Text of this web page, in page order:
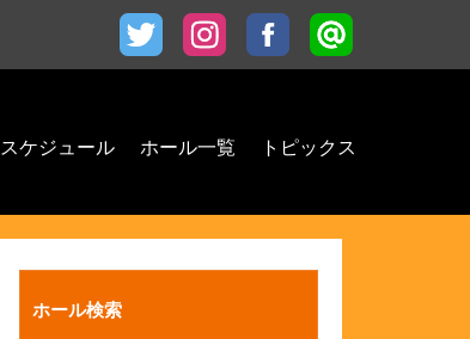
スケジュール ホール一覧 トピックス
ホール検索